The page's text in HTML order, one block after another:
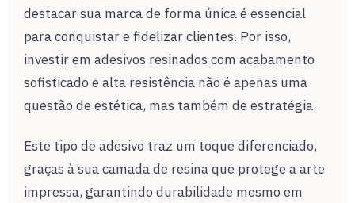
destacar sua marca de forma única é essencial
para conquistar e fidelizar clientes. Por isso,
investir em adesivos resinados com acabamento
sofisticado e alta resistência não é apenas uma
questão de estética, mas também de estratégia.
Este tipo de adesivo traz um toque diferenciado,
graças à sua camada de resina que protege a arte
impressa, garantindo durabilidade mesmo em